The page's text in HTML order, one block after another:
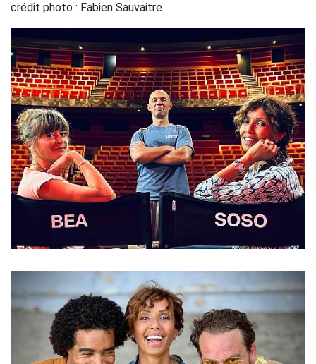
crédit photo : Fabien Sauvaitre